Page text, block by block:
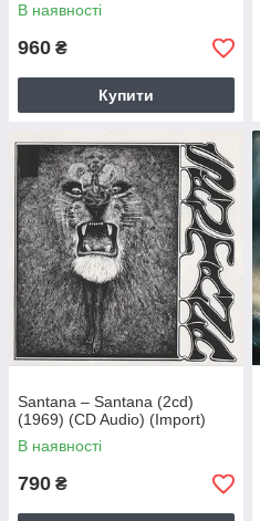
В наявності
960 ₴
Купити
Santana – Santana (2cd)
(1969) (CD Audio) (Import)
В наявності
790 ₴